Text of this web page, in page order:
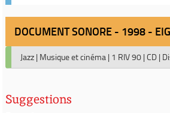
DOCUMENT SONORE - 1998 -
Jazz | Musique et cinéma | 1 RIV 90 | CD |
Suggestions